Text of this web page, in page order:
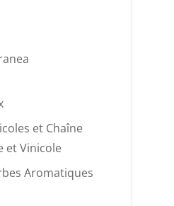
et Chaîne
et Vinicole
Aromatiques